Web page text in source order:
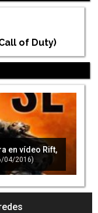
of Duty)
en vídeo Rift,
04/2016)